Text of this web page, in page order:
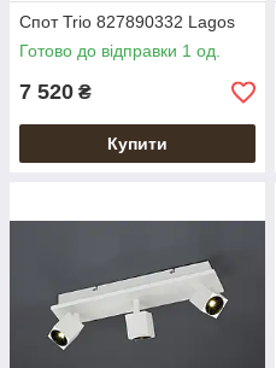
Спот Trio 827890332 Lagos
Готово до відправки 1 од.
7 520 ₴
Купити